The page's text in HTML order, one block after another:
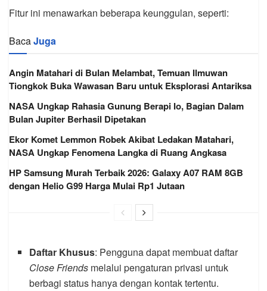
Fitur ini menawarkan beberapa keunggulan, seperti:
BacaJuga
Angin Matahari di Bulan Melambat, Temuan Ilmuwan
Tiongkok Buka Wawasan Baru untuk Eksplorasi Antariksa
NASA Ungkap Rahasia Gunung Berapi Io, Bagian Dalam
Bulan Jupiter Berhasil Dipetakan
Ekor Komet Lemmon Robek Akibat Ledakan Matahari,
NASA Ungkap Fenomena Langka di Ruang Angkasa
HP Samsung Murah Terbaik 2026: Galaxy A07 RAM 8GB
dengan Helio G99 Harga Mulai Rp1 Jutaan
Daftar Khusus: Pengguna dapat membuat daftar
Close Friends melalui pengaturan privasi untuk
berbagi status hanya dengan kontak tertentu.